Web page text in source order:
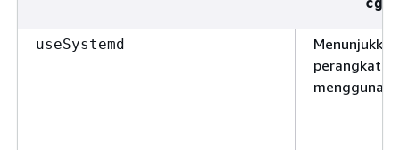
useSystemd
perangkat